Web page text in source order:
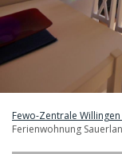
Fewo-Zentrale Willingen
Ferienwohnung